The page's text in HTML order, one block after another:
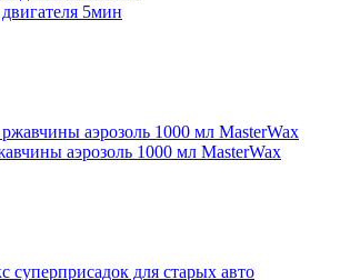
5мин
аэрозоль 1000 мл MasterWax